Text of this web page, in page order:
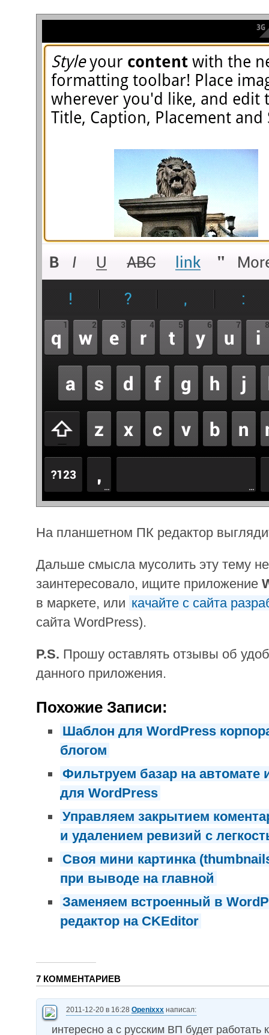
На планшетном ПК редактор
Дальше смысла мусолить эту тему
заинтересовало, ищите приложение
в маркете, или качайте с сайта
сайта WordPress).
P.S. Прошу оставлять отзывы об
данного приложения.
Похожие Записи:
Шаблон для WordPress
блогом
Фильтруем базар на автомате
для WordPress
Управляем закрытием
и удалением ревизий с
Своя мини картинка
при выводе на главной
Заменяем встроенный в
редактор на CKEditor
7 КОММЕНТАРИЕВ
2011-12-20 в 16:28 Openixxx написал:
интересно а c русским ВП будет работать